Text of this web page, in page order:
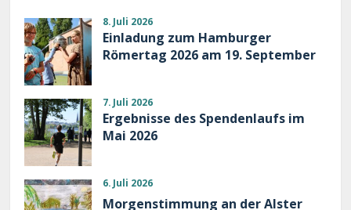
8. Juli 2026
Einladung zum Hamburger
Römertag 2026 am 19. September
7. Juli 2026
Ergebnisse des Spendenlaufs im
Mai 2026
6. Juli 2026
Morgenstimmung an der Alster